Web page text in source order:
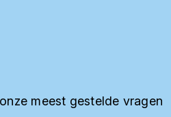
meest gestelde vragen